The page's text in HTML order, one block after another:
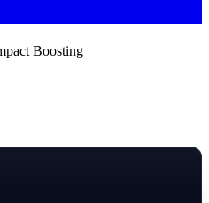
Boosting